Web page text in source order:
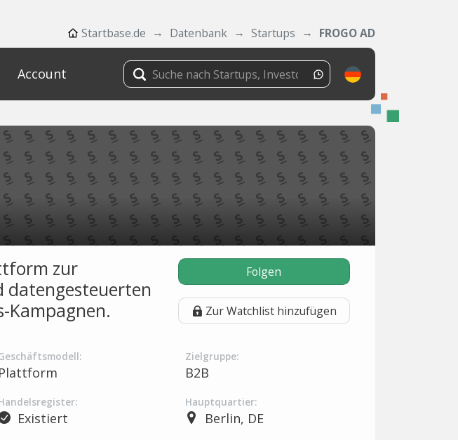
Startbase.de Datenbank Startups FROGO AD
Account
zur
datengesteuerten
Kampagnen.
Folgen
Zur Watchlist hinzufügen
Plattform
Zielgruppe:
B2B
Existiert
Hauptquartier:
Berlin, DE